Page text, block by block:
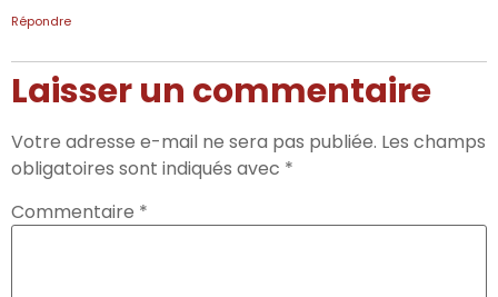
Répondre
Laisser un commentaire
Votre adresse e-mail ne sera pas publiée. Les champs
obligatoires sont indiqués avec *
Commentaire *